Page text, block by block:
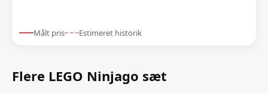
Målt pris Estimeret historik
Flere LEGO Ninjago sæt